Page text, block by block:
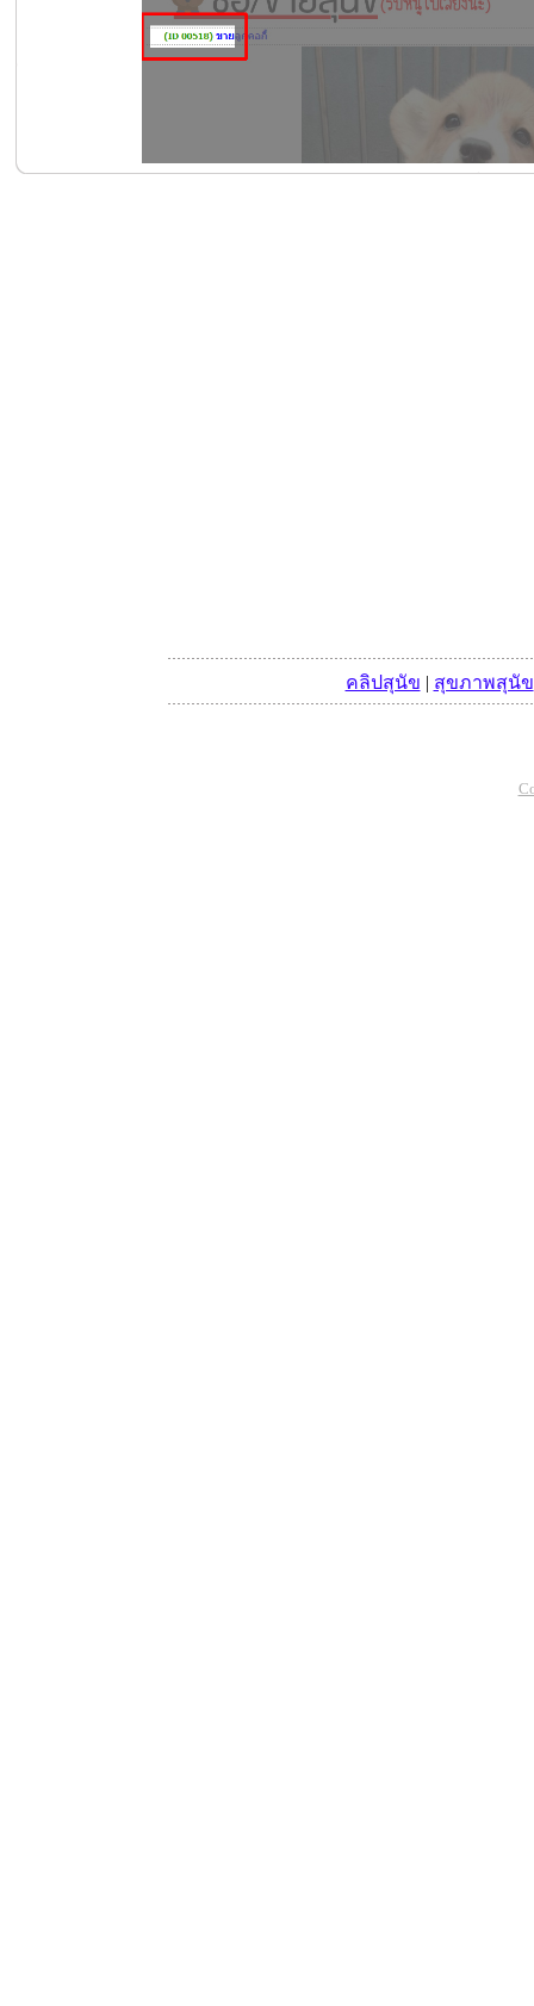
คลิปสุนัข | สุขภาพสุนัข